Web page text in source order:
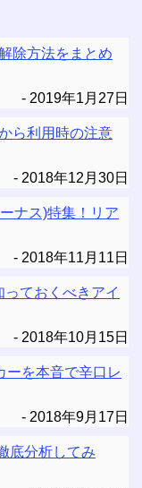
除方法をまとめ
2019年1月27日
ら利用時の注意
2018年12月30日
ナス)特集！リア
2018年11月11日
っておくべきアイ
2018年10月15日
ーを本音で辛口レ
2018年9月17日
底分析してみ